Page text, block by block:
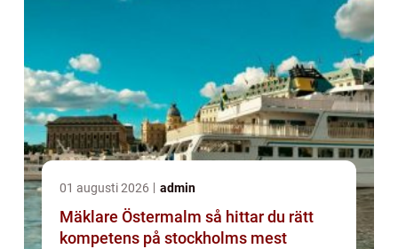
01 augusti 2026 admin
Mäklare Östermalm så hittar du rätt
kompetens på stockholms mest